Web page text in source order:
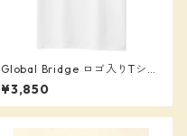
Global Bridge ロゴ入りTシャ
ツ
¥3,850